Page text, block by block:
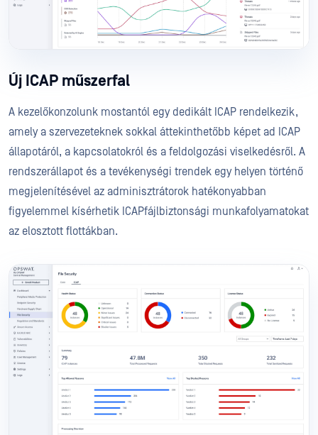
Új ICAP műszerfal
A kezelőkonzolunk mostantól egy dedikált ICAP rendelkezik,
amely a szervezeteknek sokkal áttekinthetőbb képet ad ICAP
állapotáról, a kapcsolatokról és a feldolgozási viselkedésről. A
rendszerállapot és a tevékenységi trendek egy helyen történő
megjelenítésével az adminisztrátorok hatékonyabban
figyelemmel kísérhetik ICAPfájlbiztonsági munkafolyamatokat
az elosztott flottákban.